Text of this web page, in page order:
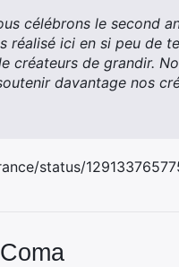
célébrons le second
réalisé ici en si peu de
créateurs de grandir.
davantage nos
status/